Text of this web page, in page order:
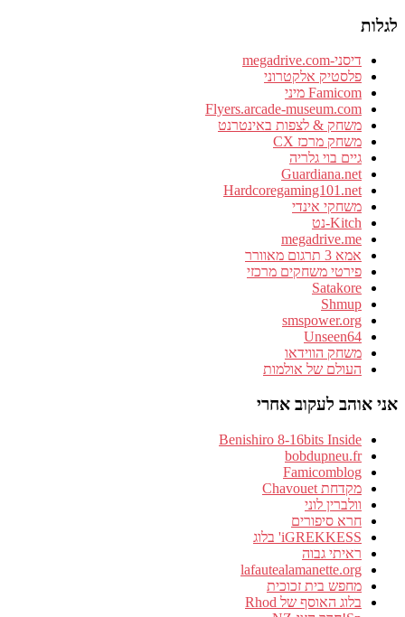
לגלות
דיסני-megadrive.com
פלסטיק אלקטרוני
Famicom מיני
Flyers.arcade-museum.com
משחק & לצפות באינטרנט
משחק מרכז CX
גיים בוי גלריה
Guardiana.net
Hardcoregaming101.net
משחקי אינדי
Kitch-נט
megadrive.me
אמא 3 תרגום מאוורר
פירטי משחקים מרכזי
Satakore
Shmup
smspower.org
Unseen64
משחק הווידאו
העולם של אולמות
אני אוהב לעקוב אחרי
Benishiro 8-16bits Inside
bobdupneu.fr
Famicomblog
מקדחת Chavouet
וולברין לוני
חרא סיפורים
iGREKKESS' בלוג
ראיתי גבוה
lafautealamanette.org
מחפש בית זכוכית
בלוג האוסף של Rhod